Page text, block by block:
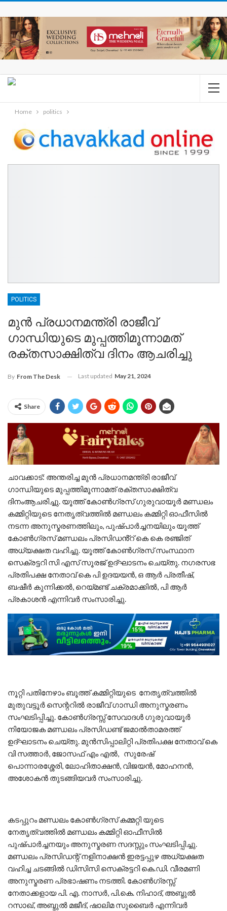
Home politics
POLITICS
മുൻ പ്രധാനമന്ത്രി രാജീവ്
ഗാന്ധിയുടെ മുപ്പത്തിമൂന്നാമത്
രക്തസാക്ഷിത്വ ദിനം ആചരിച്ചു
By From The Desk Last updated May 21, 2024
Share
ചാവക്കാട്: അന്തരിച്ച മുൻ പ്രധാനമന്ത്രി രാജീവ്
ഗാന്ധിയുടെ മുപ്പത്തിമൂന്നാമത് രക്തസാക്ഷിത്വ
ദിനംആചരിച്ചു. യൂത്ത് കോൺഗ്രസ് ഗുരുവായൂർ മണ്ഡലം
കമ്മിറ്റിയുടെ നേതൃത്വത്തിൽ മണ്ഡലം കമ്മിറ്റി ഓഫീസിൽ
നടന്ന അനുസ്മരണത്തിലും, പുഷ്പാർച്ചനയിലും യൂത്ത്
കോൺഗ്രസ് മണ്ഡലം പ്രസിഡൻ്റ് കെ കെ രഞ്ജിത്
അധ്യക്ഷത വഹിച്ചു. യൂത്ത് കോൺഗ്രസ് സംസ്ഥാന
സെക്രട്ടറി സി എസ് സൂരജ് ഉദ്ഘാടനം ചെയ്തു. നഗരസഭ
പ്രതിപക്ഷ നേതാവ് കെ പി ഉദയയൻ, ഒ ആർ പ്രതീഷ്,
ബഷീർ കുന്നിക്കൽ, റെയ്മണ്ട് ചക്രമാക്കിൽ, പി ആർ
പ്രകാശൻ എന്നിവർ സംസാരിച്ചു.
നൂറ്റി പതിനേഴാം ബൂത്ത്‌ കമ്മിറ്റിയുടെ നേതൃത്വത്തിൽ
മുതുവട്ടൂർ സെന്ററിൽ രാജീവ് ഗാന്ധി അനുസ്മരണം
സംഘടിപ്പിച്ചു. കോൺഗ്രസ്സ് സേവാദൾ ഗുരുവായൂർ
നിയോജക മണ്ഡലം പ്രസിഡണ്ട് ജമാൽതാമരത്ത്
ഉദ്ഘാടനം ചെയ്തു. മുൻസിപ്പാലിറ്റി പ്രതിപക്ഷ നേതാവ് കെ
വി സത്താർ, ജോസഫ് എം എൽ, സുരേഷ്
പൊന്നാരശ്ശേരി, ലോഹിതാക്ഷൻ, വിജയൻ, മോഹനൻ,
അശോകൻ തുടങ്ങിയവർ സംസാരിച്ചു.
കടപ്പുറം മണ്ഡലം കോൺഗ്രസ്‌ കമ്മറ്റി യുടെ
നേതൃത്വത്തിൽ മണ്ഡലം കമ്മിറ്റി ഓഫീസിൽ
പുഷ്പാർച്ചനയും അനുസ്മരണ സദസ്സും സംഘടിപ്പിച്ചു.
മണ്ഡലം പ്രസിഡന്റ്‌ നളിനാക്ഷൻ ഇരട്ടപ്പുഴ അധ്യക്ഷത
വഹിച്ച ചടങ്ങിൽ ഡിസിസി സെക്രട്ടറി കെ.ഡി. വീരമണി
അനുസ്മരണ പ്രഭാഷണം നടത്തി. കോൺഗ്രസ്സ്
നേതാക്കളായ പി. എ. നാസർ, പി.കെ. നിഹാദ്, അബ്ദുൽ
റസാഖ്, അബ്ദുൽ മജീദ്, ഷാലിമ സുബൈർ എന്നിവർ